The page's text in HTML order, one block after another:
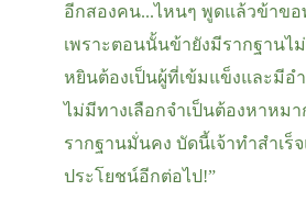
อีกสองคน...ไหนๆ พูดแล้วข้าข
เพราะตอนนั้นข้ายังมีรากฐานไ
หยินต้องเป็นผู้ที่เข้มแข็งและมีอ
ไม่มีทางเลือกจำเป็นต้องหาหม
รากฐานมั่นคง บัดนี้เจ้าทำสำเร็
ประโยชน์อีกต่อไป!”